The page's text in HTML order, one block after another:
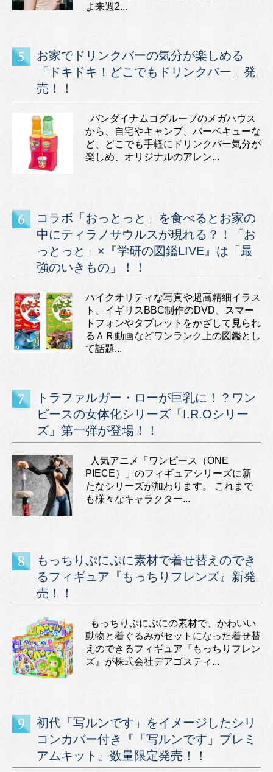
よ来週2...
お家でドリンクバーの気分が楽しめる
「ドキドキ！どこでもドリンクバー」発
売！！
バンダイナムコグループのメガハウス
から、自宅やキャンプ、バーベキューな
ど、どこでも手軽にドリンクバー気分が
楽しめ、オリジナルのアレン...
コラボ「おっとっと」を食べるとお家の
中にティラノサウルスが現れる？！「お
っとっと」×『学研の図鑑LIVE』は「最
強のいきもの」！！
ハイクオリティな写真や超高精細イラス
ト、イギリスBBC制作のDVD、スマー
トフォンやタブレットをかざして見られ
るＡＲ動画などワンランク上の図鑑とし
て話題...
トラファルガー・ローが巨乳に！？ワン
ピースの女体化シリーズ「I.R.Oシリー
ズ」第一弾が登場！！
人気アニメ「ワンピース（ONE
PIECE）」のフィギュアシリーズに新
たなシリーズが加わります。 これまで
も様々なキャラクター...
もっちりぷにぷに素材で着せ替えのでき
るフィギュア『もっちりフレンズ』新発
売！！
もっちりぷにぷにの素材で、かわいい
動物と着ぐるみがセットになった着せ替
えのできるフィギュア『もっちりフレン
ズ』が株式会社デアゴスティ...
初代「写ルンです」をイメージしたシリ
コンカバー付き『「写ルンです」プレミ
アムキット』数量限定発売！！